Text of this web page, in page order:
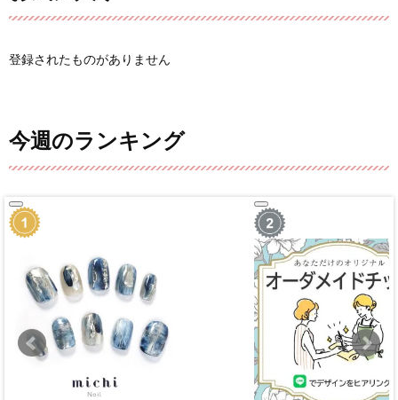
登録されたものがありません
今週のランキング